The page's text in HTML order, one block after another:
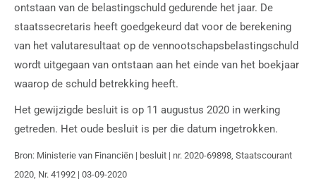
ontstaan van de belastingschuld gedurende het jaar. De
staatssecretaris heeft goedgekeurd dat voor de berekening
van het valutaresultaat op de vennootschapsbelastingschuld
wordt uitgegaan van ontstaan aan het einde van het boekjaar
waarop de schuld betrekking heeft.
Het gewijzigde besluit is op 11 augustus 2020 in werking
getreden. Het oude besluit is per die datum ingetrokken.
Bron: Ministerie van Financiën | besluit | nr. 2020-69898, Staatscourant
2020, Nr. 41992 | 03-09-2020